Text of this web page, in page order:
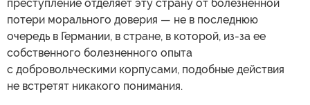
преступление отделяет эту страну от болезненной
потери морального доверия — не в последнюю
очередь в Германии, в стране, в которой, из-за ее
собственного болезненного опыта
с добровольческими корпусами, подобные действия
не встретят никакого понимания.